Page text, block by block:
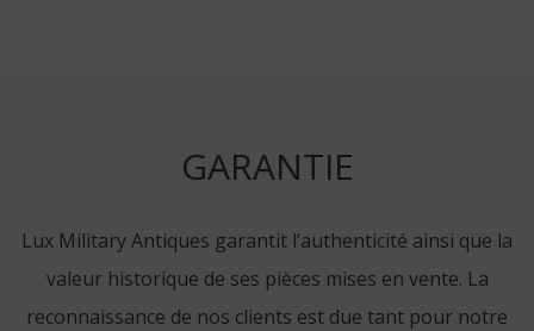
GARANTIE
Lux Military Antiques garantit l’authenticité ainsi que la
valeur historique de ses pièces mises en vente. La
reconnaissance de nos clients est due tant pour notre